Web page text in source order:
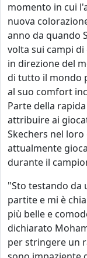
momento in cui
nuova
anno da quando
volta sui campi
in direzione del
di tutto il mondo
al suo comfort
Parte della
attribuire ai
Skechers nel
attualmente
durante il
"Sto testando da
partite e mi è
più belle e
dichiarato
per stringere un